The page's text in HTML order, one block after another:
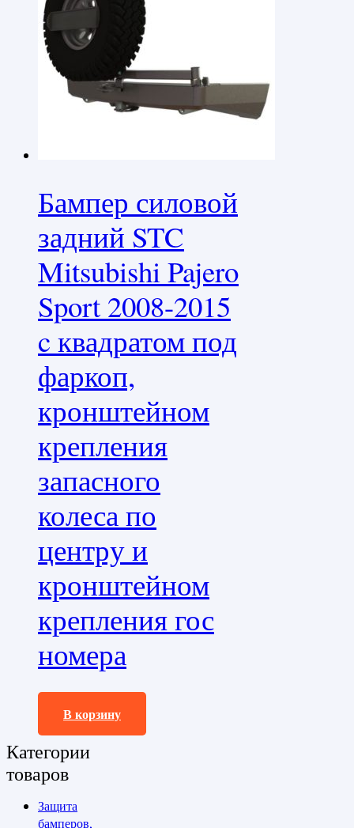
Бампер силовой
задний STC
Mitsubishi Pajero
Sport 2008-2015
c квадратом под
фаркоп,
кронштейном
крепления
запасного
колеса по
центру и
кронштейном
крепления гос
номера
88499,0₽
В корзину
Категории
товаров
Защита
бамперов,